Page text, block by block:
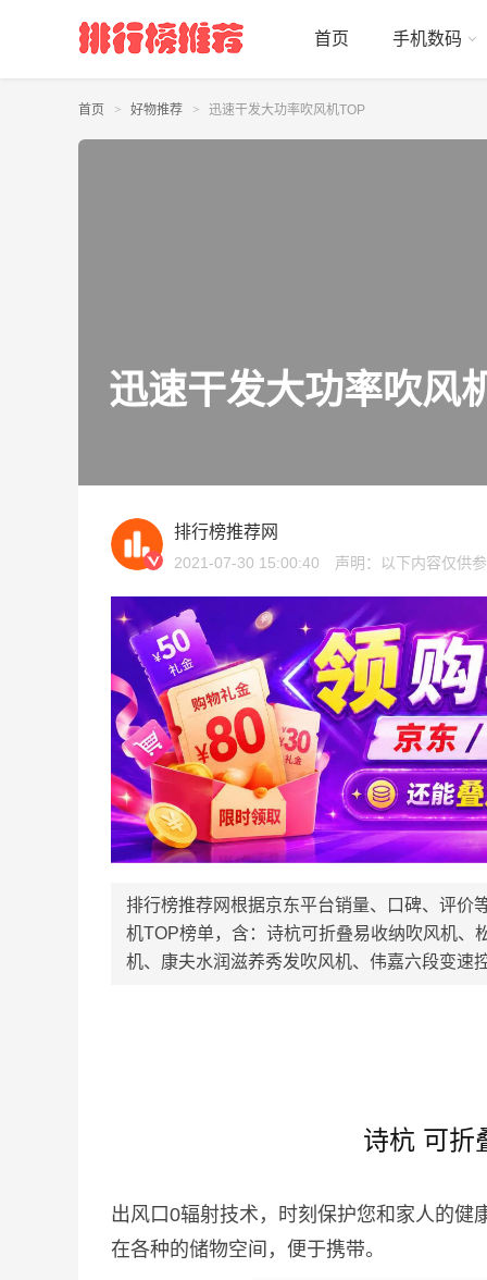
首页 手机数码
首页 好物推荐 迅速干发大功率吹风机TOP
迅速干发大功率吹风
排行榜推荐网
2021-07-30 15:00:40 声明：以下内容仅供
排行榜推荐网根据京东平台销量、口碑、评价
机TOP榜单，含：诗杭可折叠易收纳吹风机、
机、康夫水润滋养秀发吹风机、伟嘉六段变速
诗杭 可折
出风口0辐射技术，时刻保护您和家人的健
在各种的储物空间，便于携带。